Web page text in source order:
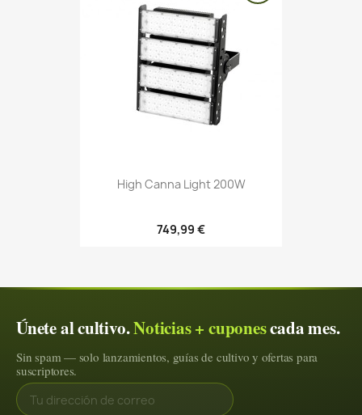
High Canna Light 200W
749,99 €
Únete al cultivo.Noticias + cuponescada mes.
Sin spam — solo lanzamientos, guías de cultivo y ofertas para
suscriptores.